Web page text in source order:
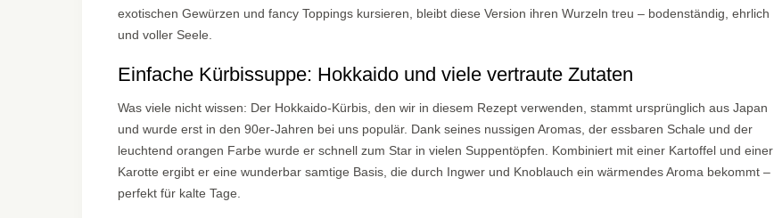
exotischen Gewürzen und fancy Toppings kursieren, bleibt diese Version ihren Wurzeln treu – bodenständig, ehrlich
und voller Seele.
Einfache Kürbissuppe: Hokkaido und viele vertraute Zutaten
Was viele nicht wissen: Der Hokkaido-Kürbis, den wir in diesem Rezept verwenden, stammt ursprünglich aus Japan
und wurde erst in den 90er-Jahren bei uns populär. Dank seines nussigen Aromas, der essbaren Schale und der
leuchtend orangen Farbe wurde er schnell zum Star in vielen Suppentöpfen. Kombiniert mit einer Kartoffel und einer
Karotte ergibt er eine wunderbar samtige Basis, die durch Ingwer und Knoblauch ein wärmendes Aroma bekommt –
perfekt für kalte Tage.